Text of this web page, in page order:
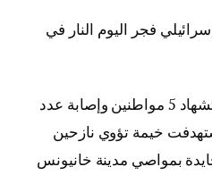
فجر اليوم النار في
وأشار الهلال الأحمر إلى استشهاد 5 مواطنين وإصابة عدد
خيمة تؤوي نازحين
بمواصي مدينة خانيونس